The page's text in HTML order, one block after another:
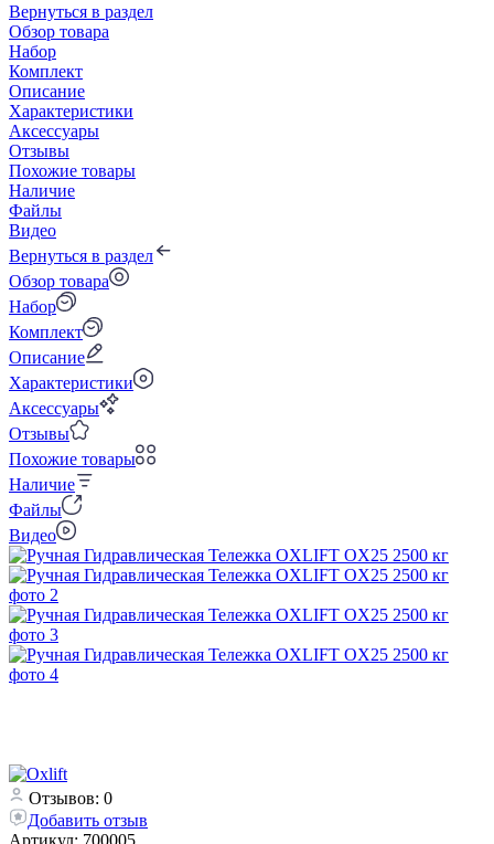
Вернуться в раздел
Обзор товара
Набор
Комплект
Описание
Характеристики
Аксессуары
Отзывы
Похожие товары
Наличие
Файлы
Видео
Вернуться в раздел
Обзор товара
Набор
Комплект
Описание
Характеристики
Аксессуары
Отзывы
Похожие товары
Наличие
Файлы
Видео
Отзывов: 0
Добавить отзыв
Артикул: 700005